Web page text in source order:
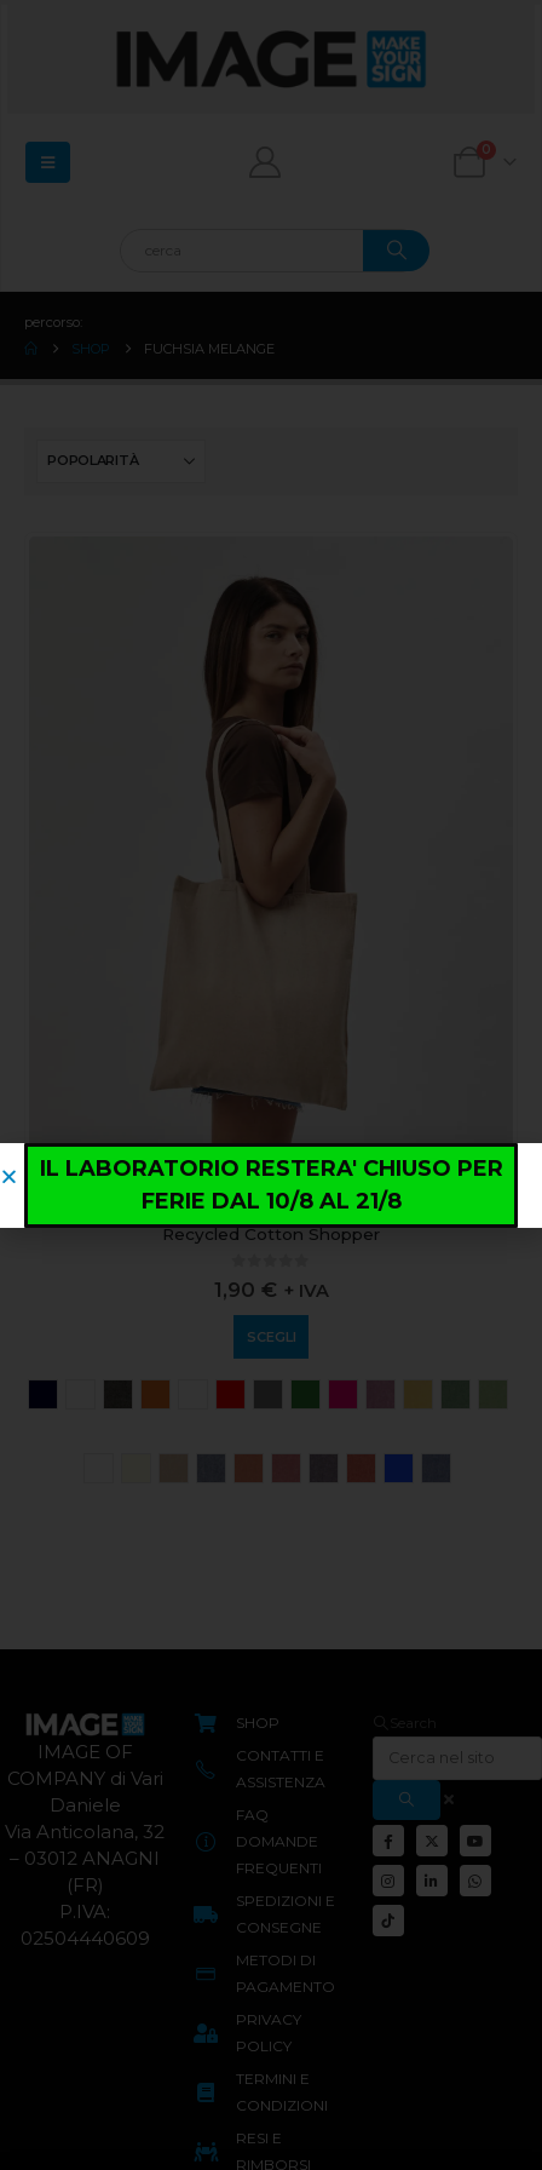
0
percorso:
SHOP
FUCHSIA MELANGE
ACCESSORI CASUAL
Recycled Cotton Shopper
0 out of 5
1,90 € + IVA
SCEGLI
IMAGE OF
COMPANY di Vari
Daniele
Via Anticolana, 32
– 03012 ANAGNI
(FR)
P.IVA:
02504440609
SHOP
CONTATTI E
ASSISTENZA
FAQ
DOMANDE
FREQUENTI
SPEDIZIONI E
CONSEGNE
METODI DI
PAGAMENTO
PRIVACY
POLICY
TERMINI E
CONDIZIONI
RESI E
RIMBORSI
IL LABORATORIO RESTERA' CHIUSO PER
FERIE DAL 10/8 AL 21/8